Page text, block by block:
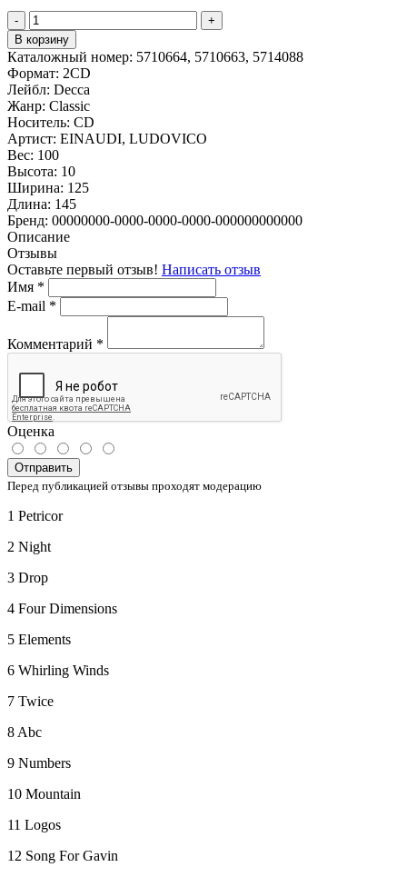
-
+
В корзину
Каталожный номер: 5710664, 5710663, 5714088
Формат: 2CD
Лейбл: Decca
Жанр: Classic
Носитель: CD
Артист: EINAUDI, LUDOVICO
Вес: 100
Высота: 10
Ширина: 125
Длина: 145
Бренд: 00000000-0000-0000-0000-000000000000
Описание
Отзывы
Оставьте первый отзыв! Написать отзыв
Имя *
E-mail *
Комментарий *
Оценка
Отправить
Перед публикацией отзывы проходят модерацию
1 Petricor
2 Night
3 Drop
4 Four Dimensions
5 Elements
6 Whirling Winds
7 Twice
8 Abc
9 Numbers
10 Mountain
11 Logos
12 Song For Gavin